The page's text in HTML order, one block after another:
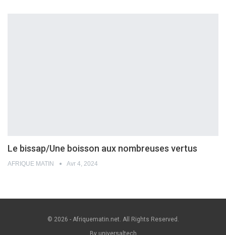
Le bissap/Une boisson aux nombreuses vertus
AFRIQUE MATIN Avr 4, 2024
© 2026 - Afriquematin.net. All Rights Reserved.